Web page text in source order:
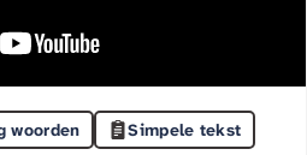
woorden Simpele tekst